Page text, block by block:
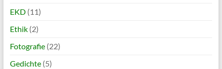
EKD(11)
Ethik(2)
Fotografie(22)
Gedichte(5)